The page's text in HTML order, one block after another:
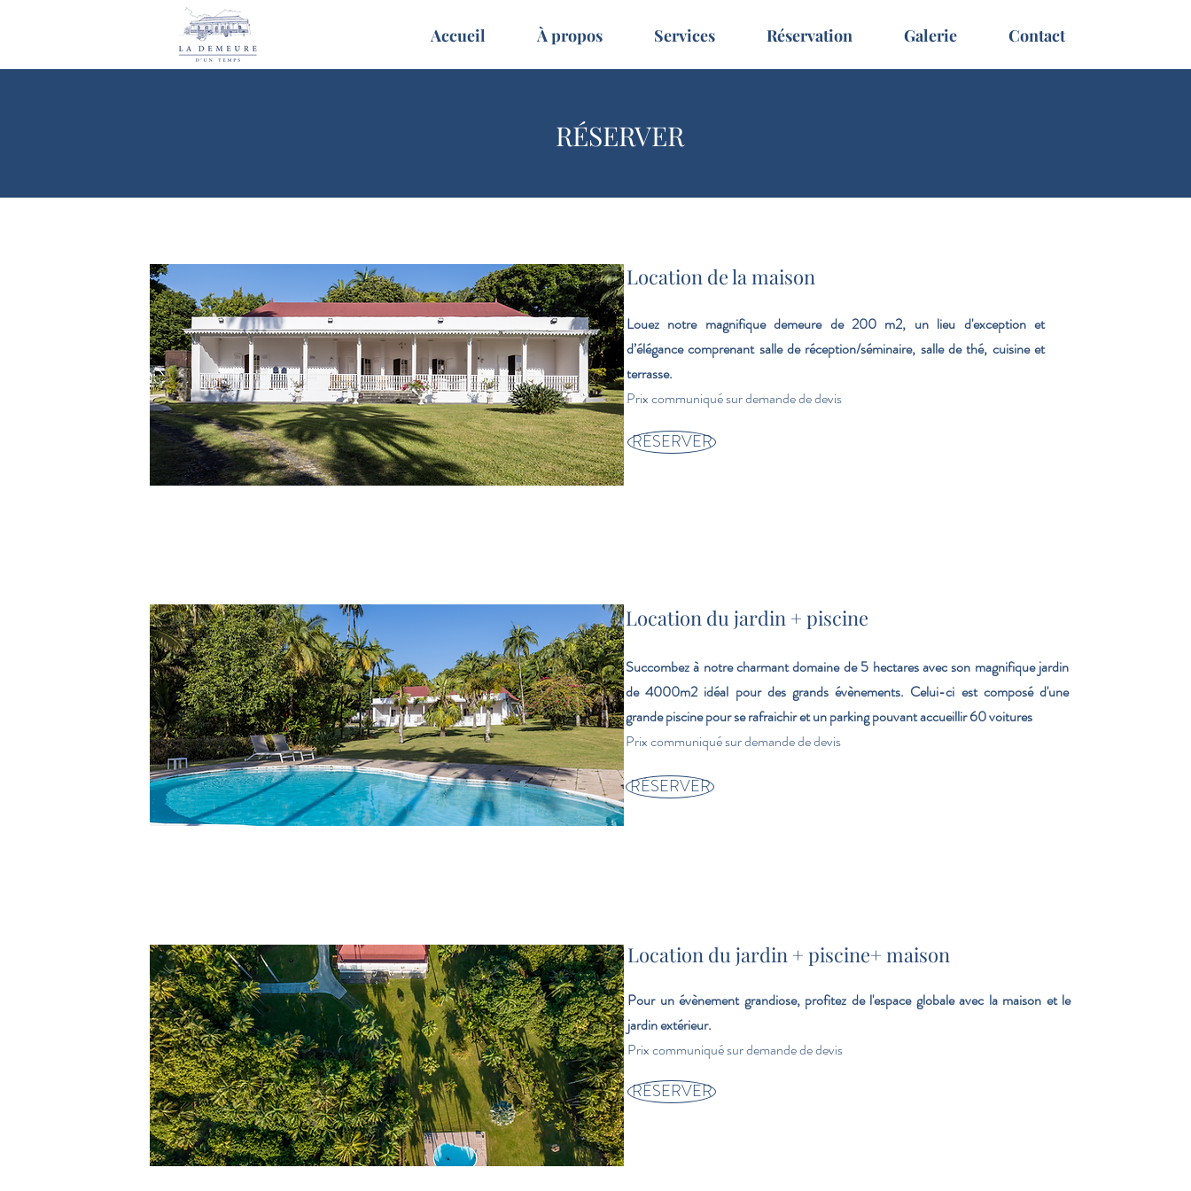
Accueil À propos Services Réservation Galerie Contact
RÉSERVER
RÉSERVER
Location de la maison
Louez notre magnifique demeure de 200 m2, un lieu d'exception et
d’élégance comprenant salle de réception/séminaire, salle de thé, cuisine et
terrasse.
Prix communiqué sur demande de devis
RÉSERVER
Location du jardin + piscine
Succombez à notre charmant domaine de 5 hectares avec son magnifique jardin
de 4000m2 idéal pour des grands évènements. Celui-ci est composé d'une
grande piscine pour se rafraichir et un parking pouvant accueillir 60 voitures
Prix communiqué sur demande de devis
RÉSERVER
Location du jardin + piscine+ maison
Pour un évènement grandiose, profitez de l'espace globale avec la maison et le
jardin extérieur.
Prix communiqué sur demande de devis